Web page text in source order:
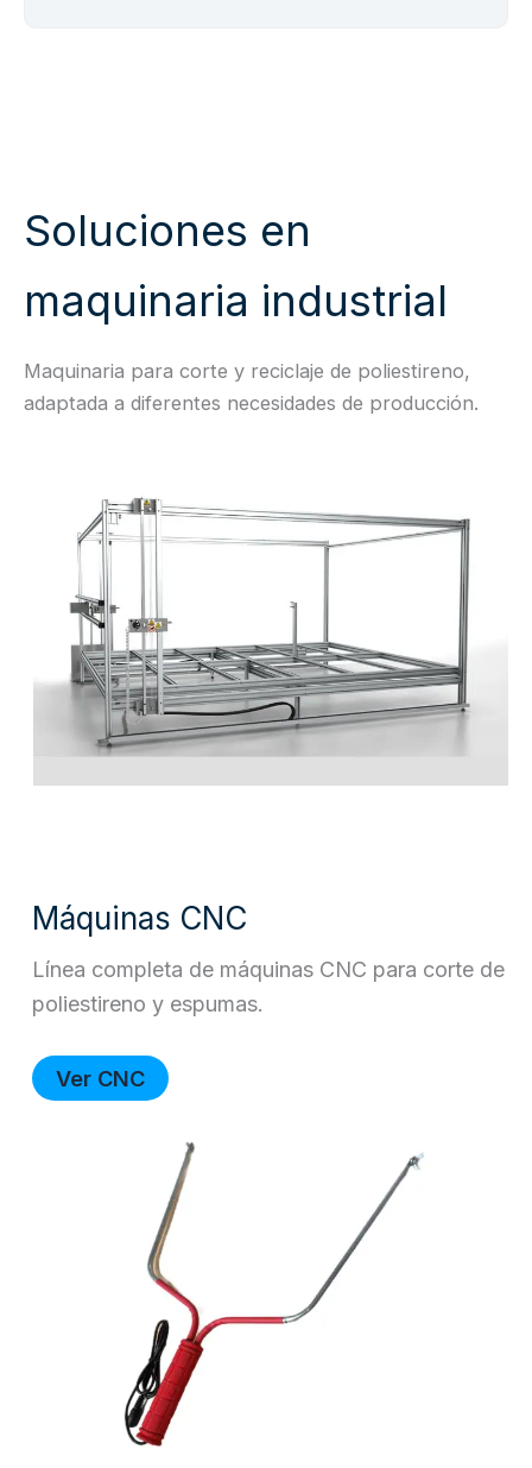
Soluciones en
maquinaria industrial
Maquinaria para corte y reciclaje de poliestireno,
adaptada a diferentes necesidades de producción.
Máquinas CNC
Línea completa de máquinas CNC para corte de
poliestireno y espumas.
Ver CNC